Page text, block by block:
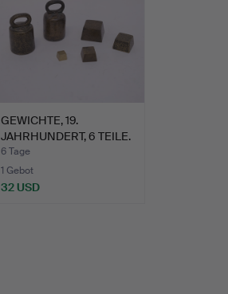
GEWICHTE, 19.
JAHRHUNDERT, 6 TEILE.
6 Tage
1 Gebot
32 USD